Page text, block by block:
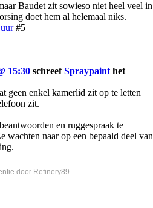
Baudet zit sowieso niet heel veel in
doet hem al helemaal niks.
#5
15:30 schreefSpraypaint het
geen enkel kamerlid zit op te letten
zit.
en ruggespraak te
wachten naar op een bepaald deel van
door Refinery89